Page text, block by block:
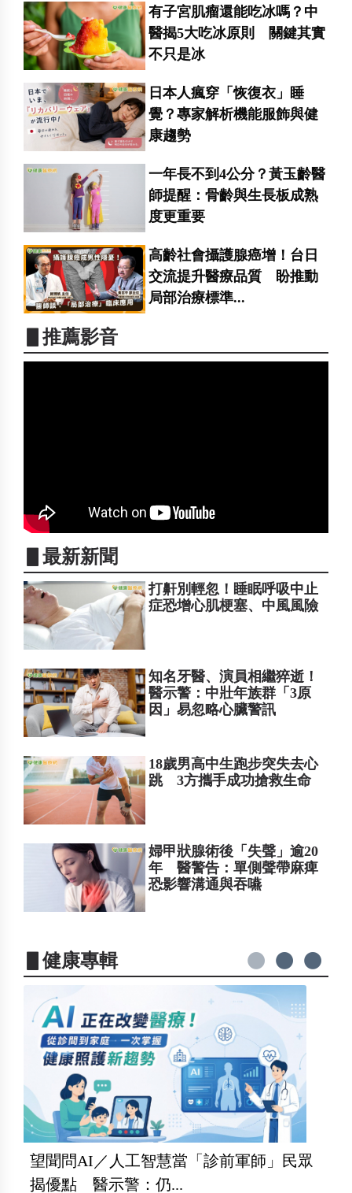
有子宮肌瘤還能吃冰嗎？中
醫揭5大吃冰原則 關鍵其實
不只是冰
日本人瘋穿「恢復衣」睡
覺？專家解析機能服飾與健
康趨勢
一年長不到4公分？黃玉齡醫
師提醒：骨齡與生長板成熟
度更重要
高齡社會攝護腺癌增！台日
交流提升醫療品質 盼推動
局部治療標準...
▋推薦影音
▋最新新聞
打鼾別輕忽！睡眠呼吸中止
症恐增心肌梗塞、中風風險
知名牙醫、演員相繼猝逝！
醫示警：中壯年族群「3原
因」易忽略心臟警訊
18歲男高中生跑步突失去心
跳 3方攜手成功搶救生命
婦甲狀腺術後「失聲」逾20
年 醫警告：單側聲帶麻痺
恐影響溝通與吞嚥
▋健康專輯
望聞問AI／人工智慧當「診前軍師」民眾
揭優點 醫示警：仍...